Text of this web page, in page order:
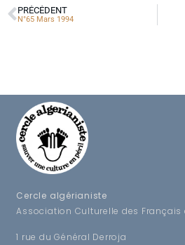
PRÉCÉDENT
N°65 Mars 1994
Cercle algérianiste
Association Culturelle des Français
1 rue du Général Derroja